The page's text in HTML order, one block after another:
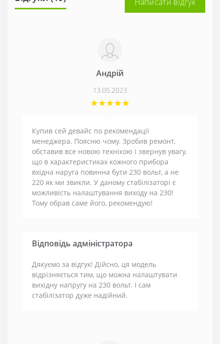
Андрій
13.05.2023
Купив сей девайс по рекомендації
менеджера. Поясню чому. Зробив ремонт,
обставив все новою технікою і звернув увагу,
що в характеристиках кожного прибора
вхідна наруга повинна бути 230 вольт, а не
220 як ми звикли. У даному стабілізаторі є
можливість налаштування виходу на 230!
Тому обрав саме його, рекомендую!
Відповідь адміністратора
Дякуємо за відгук! Дійсно, ця модель
відрізняється тим, що можна налаштувати
вихідну напругу на 230 вольт. І сам
стабілізатор дуже надійний.